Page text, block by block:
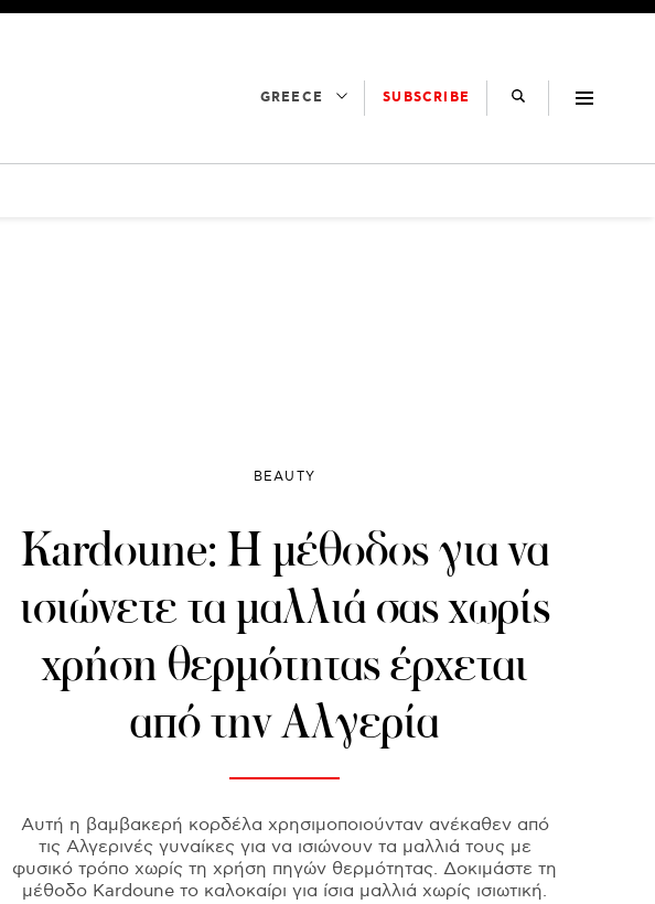
GREECE SUBSCRIBE
BEAUTY
Kardoune: Η μέθοδος για να
ισιώνετε τα μαλλιά σας χωρίς
χρήση θερμότητας έρχεται
από την Αλγερία
Αυτή η βαμβακερή κορδέλα χρησιμοποιούνταν ανέκαθεν από
τις Αλγερινές γυναίκες για να ισιώνουν τα μαλλιά τους με
φυσικό τρόπο χωρίς τη χρήση πηγών θερμότητας. Δοκιμάστε τη
μέθοδο Kardoune το καλοκαίρι για ίσια μαλλιά χωρίς ισιωτική.